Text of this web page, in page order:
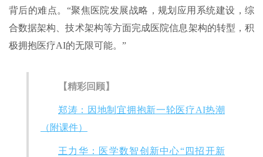
背后的难点。“聚焦医院发展战略，规划应用系统建设，综
合数据架构、技术架构等方面完成医院信息架构的转型，积
极拥抱医疗AI的无限可能。”
【精彩回顾】
郑涛：因地制宜拥抱新一轮医疗AI热潮
（附课件）
王力华：医学数智创新中心“四招开新